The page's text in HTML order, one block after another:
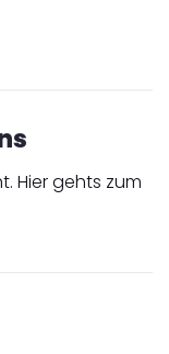
Hier gehts zum